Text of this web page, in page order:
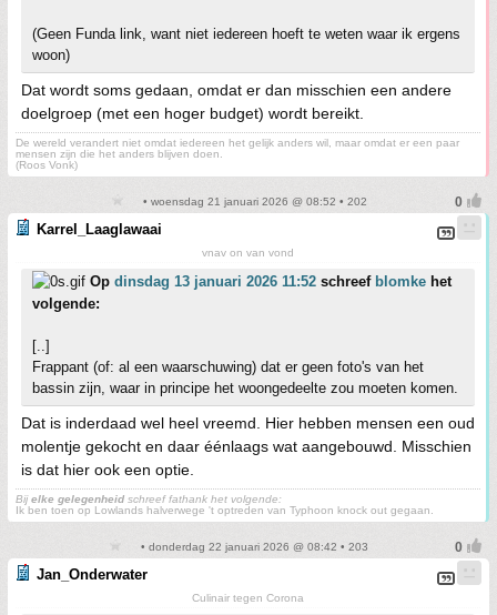
(Geen Funda link, want niet iedereen hoeft te weten waar ik ergens
woon)
Dat wordt soms gedaan, omdat er dan misschien een andere
doelgroep (met een hoger budget) wordt bereikt.
De wereld verandert niet omdat iedereen het gelijk anders wil, maar omdat er een paar
mensen zijn die het anders blijven doen.
(Roos Vonk)
• woensdag 21 januari 2026 @ 08:52 • 202
Karrel_Laaglawaai
vnav on van vond
Op dinsdag 13 januari 2026 11:52 schreef blomke het
volgende:
[..]
Frappant (of: al een waarschuwing) dat er geen foto's van het
bassin zijn, waar in principe het woongedeelte zou moeten komen.
Dat is inderdaad wel heel vreemd. Hier hebben mensen een oud
molentje gekocht en daar éénlaags wat aangebouwd. Misschien
is dat hier ook een optie.
Bijelke gelegenheid schreef fathank het volgende:
Ik ben toen op Lowlands halverwege 't optreden van Typhoon knock out gegaan.
• donderdag 22 januari 2026 @ 08:42 • 203
Jan_Onderwater
Culinair tegen Corona